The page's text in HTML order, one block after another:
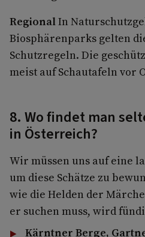
RegionalIn
Biosphärenparks gelten
Schutzregeln. Die
meist auf Schautafeln vor
8. Wo findet man
in Österreich?
Wir müssen uns auf eine
um diese Schätze zu
wie die Helden der
er suchen muss, wird
Kärntner Berge,